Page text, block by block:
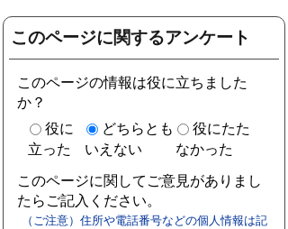
このページに関するアンケート
このページの情報は役に立ちました
か？
役に
立った
どちらとも
いえない
役にたた
なかった
このページに関してご意見がありまし
たらご記入ください。
（ご注意）住所や電話番号などの個人情報は記